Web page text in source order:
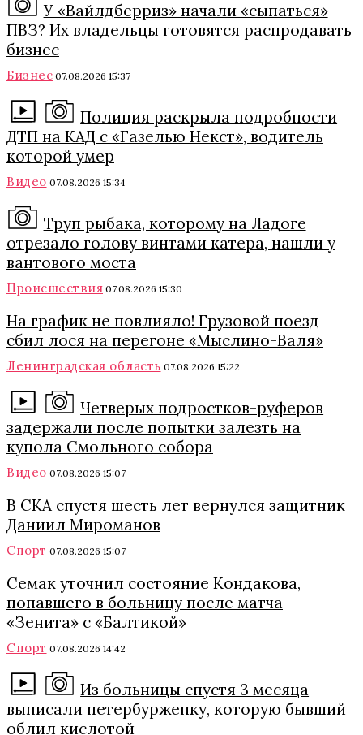
У «Вайлдберриз» начали «сыпаться»
ПВЗ? Их владельцы готовятся распродавать
бизнес
Бизнес 07.08.2026 15:37
Полиция раскрыла подробности
ДТП на КАД с «Газелью Некст», водитель
которой умер
Видео 07.08.2026 15:34
Труп рыбака, которому на Ладоге
отрезало голову винтами катера, нашли у
вантового моста
Происшествия 07.08.2026 15:30
На график не повлияло! Грузовой поезд
сбил лося на перегоне «Мыслино-Валя»
Ленинградская область 07.08.2026 15:22
Четверых подростков-руферов
задержали после попытки залезть на
купола Смольного собора
Видео 07.08.2026 15:07
В СКА спустя шесть лет вернулся защитник
Даниил Мироманов
Спорт 07.08.2026 15:07
Семак уточнил состояние Кондакова,
попавшего в больницу после матча
«Зенита» с «Балтикой»
Спорт 07.08.2026 14:42
Из больницы спустя 3 месяца
выписали петербурженку, которую бывший
облил кислотой